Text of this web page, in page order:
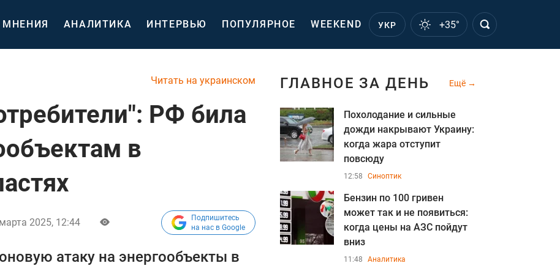
МНЕНИЯ АНАЛИТИКА ИНТЕРВЬЮ ПОПУЛЯРНОЕ WEEKEND УКР +35°
Читать на украинском
РФ била
в
2025, 12:44
Подпишитесь
на нас в Google
атаку на энергообъекты в
ГЛАВНОЕ ЗА ДЕНЬ Ещё
Похолодание и сильные
дожди накрывают Украину:
когда жара отступит
повсюду
12:58 Синоптик
Бензин по 100 гривен
может так и не появиться:
когда цены на АЗС пойдут
вниз
11:48 Аналитика